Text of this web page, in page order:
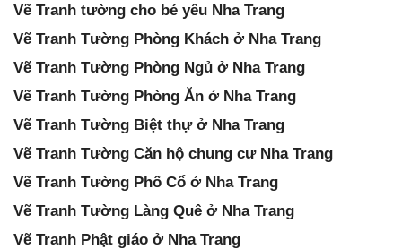
Vẽ Tranh tường cho bé yêu Nha Trang
Vẽ Tranh Tường Phòng Khách ở Nha Trang
Vẽ Tranh Tường Phòng Ngủ ở Nha Trang
Vẽ Tranh Tường Phòng Ăn ở Nha Trang
Vẽ Tranh Tường Biệt thự ở Nha Trang
Vẽ Tranh Tường Căn hộ chung cư Nha Trang
Vẽ Tranh Tường Phố Cổ ở Nha Trang
Vẽ Tranh Tường Làng Quê ở Nha Trang
Vẽ Tranh Phật giáo ở Nha Trang